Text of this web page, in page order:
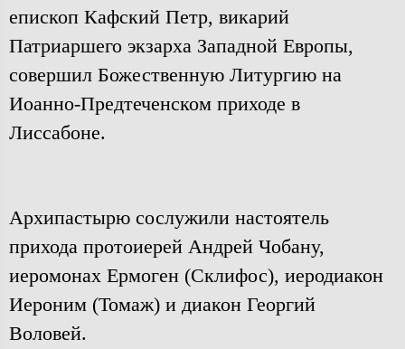
епископ Кафский Петр, викарий
Патриаршего экзарха Западной Европы,
совершил Божественную Литургию на
Иоанно-Предтеченском приходе в
Лиссабоне.
Архипастырю сослужили настоятель
прихода протоиерей Андрей Чобану,
иеромонах Ермоген (Склифос), иеродиакон
Иероним (Томаж) и диакон Георгий
Воловей.